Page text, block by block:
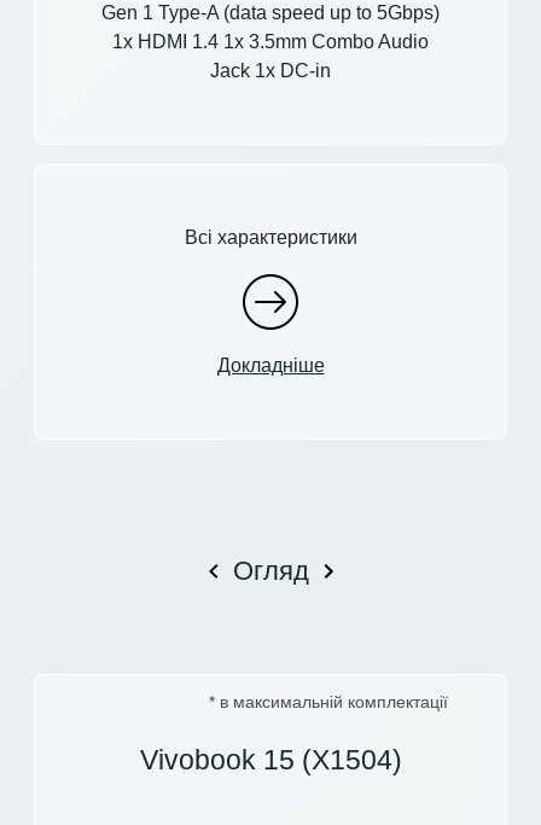
Gen 1 Type-A (data speed up to 5Gbps)
1x HDMI 1.4 1x 3.5mm Combo Audio
Jack 1x DC-in
Всі характеристики
Докладніше
Огляд
* в максимальній комплектації
Vivobook 15 (X1504)